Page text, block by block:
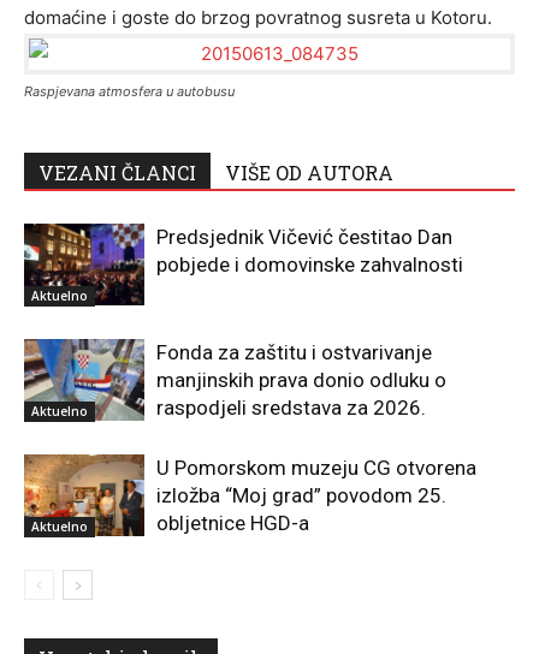
domaćine i goste do brzog povratnog susreta u Kotoru.
Raspjevana atmosfera u autobusu
VEZANI ČLANCI VIŠE OD AUTORA
Aktuelno
Predsjednik Vičević čestitao Dan
pobjede i domovinske zahvalnosti
Aktuelno
Fonda za zaštitu i ostvarivanje
manjinskih prava donio odluku o
raspodjeli sredstava za 2026.
Aktuelno
U Pomorskom muzeju CG otvorena
izložba “Moj grad” povodom 25.
obljetnice HGD-a